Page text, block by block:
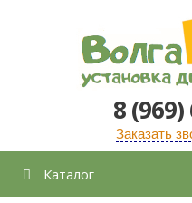
содержимому
8
Заказать
Каталог